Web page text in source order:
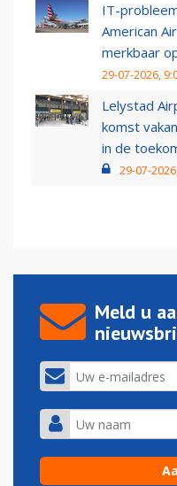
IT-
American
merkbaar
29-07-2026,
Lelystad
komst
in de
29-07-
Meld u